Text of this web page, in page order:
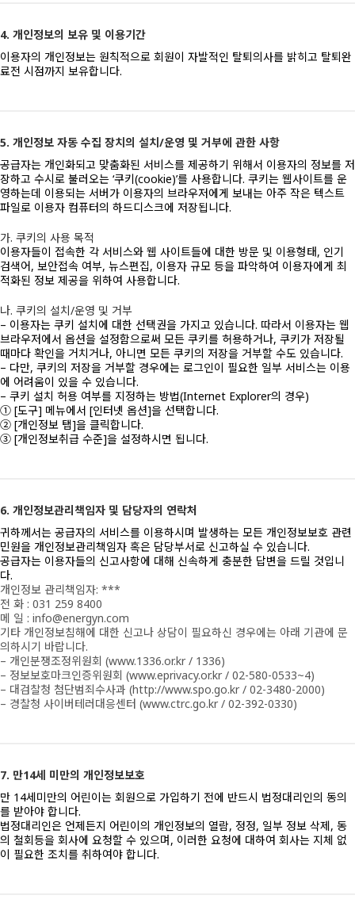
4. 개인정보의 보유 및 이용기간
이용자의 개인정보는 원칙적으로 회원이 자발적인 탈퇴의사를 밝히고 탈퇴완
료전 시점까지 보유합니다.
5. 개인정보 자동 수집 장치의 설치/운영 및 거부에 관한 사항
공급자는 개인화되고 맞춤화된 서비스를 제공하기 위해서 이용자의 정보를 저
장하고 수시로 불러오는 ‘쿠키(cookie)’를 사용합니다. 쿠키는 웹사이트를 운
영하는데 이용되는 서버가 이용자의 브라우저에게 보내는 아주 작은 텍스트
파일로 이용자 컴퓨터의 하드디스크에 저장됩니다.
가. 쿠키의 사용 목적
이용자들이 접속한 각 서비스와 웹 사이트들에 대한 방문 및 이용형태, 인기
검색어, 보안접속 여부, 뉴스편집, 이용자 규모 등을 파악하여 이용자에게 최
적화된 정보 제공을 위하여 사용합니다.
나. 쿠키의 설치/운영 및 거부
– 이용자는 쿠키 설치에 대한 선택권을 가지고 있습니다. 따라서 이용자는 웹
브라우저에서 옵션을 설정함으로써 모든 쿠키를 허용하거나, 쿠키가 저장될
때마다 확인을 거치거나, 아니면 모든 쿠키의 저장을 거부할 수도 있습니다.
– 다만, 쿠키의 저장을 거부할 경우에는 로그인이 필요한 일부 서비스는 이용
에 어려움이 있을 수 있습니다.
– 쿠키 설치 허용 여부를 지정하는 방법(Internet Explorer의 경우)
① [도구] 메뉴에서 [인터넷 옵션]을 선택합니다.
② [개인정보 탭]을 클릭합니다.
③ [개인정보취급 수준]을 설정하시면 됩니다.
6. 개인정보관리책임자 및 담당자의 연락처
귀하께서는 공급자의 서비스를 이용하시며 발생하는 모든 개인정보보호 관련
민원을 개인정보관리책임자 혹은 담당부서로 신고하실 수 있습니다.
공급자는 이용자들의 신고사항에 대해 신속하게 충분한 답변을 드릴 것입니
다.
개인정보 관리책임자: ***
전 화 : 031 259 8400
메 일 : info@energyn.com
기타 개인정보침해에 대한 신고나 상담이 필요하신 경우에는 아래 기관에 문
의하시기 바랍니다.
– 개인분쟁조정위원회 (www.1336.or.kr / 1336)
– 정보보호마크인증위원회 (www.eprivacy.or.kr / 02-580-0533~4)
– 대검찰청 첨단범죄수사과 (http://www.spo.go.kr / 02-3480-2000)
– 경찰청 사이버테러대응센터 (www.ctrc.go.kr / 02-392-0330)
7. 만14세 미만의 개인정보보호
만 14세미만의 어린이는 회원으로 가입하기 전에 반드시 법정대리인의 동의
를 받아야 합니다.
법정대리인은 언제든지 어린이의 개인정보의 열람, 정정, 일부 정보 삭제, 동
의 철회등을 회사에 요청할 수 있으며, 이러한 요청에 대하여 회사는 지체 없
이 필요한 조치를 취하여야 합니다.